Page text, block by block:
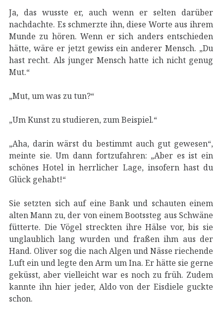
Ja, das wusste er, auch wenn er selten darüber
nachdachte. Es schmerzte ihn, diese Worte aus ihrem
Munde zu hören. Wenn er sich anders entschieden
hätte, wäre er jetzt gewiss ein anderer Mensch. „Du
hast recht. Als junger Mensch hatte ich nicht genug
Mut.“
„Mut, um was zu tun?“
„Um Kunst zu studieren, zum Beispiel.“
„Aha, darin wärst du bestimmt auch gut gewesen“,
meinte sie. Um dann fortzufahren: „Aber es ist ein
schönes Hotel in herrlicher Lage, insofern hast du
Glück gehabt!“
Sie setzten sich auf eine Bank und schauten einem
alten Mann zu, der von einem Bootssteg aus Schwäne
fütterte. Die Vögel streckten ihre Hälse vor, bis sie
unglaublich lang wurden und fraßen ihm aus der
Hand. Oliver sog die nach Algen und Nässe riechende
Luft ein und legte den Arm um Ina. Er hätte sie gerne
geküsst, aber vielleicht war es noch zu früh. Zudem
kannte ihn hier jeder, Aldo von der Eisdiele guckte
schon.